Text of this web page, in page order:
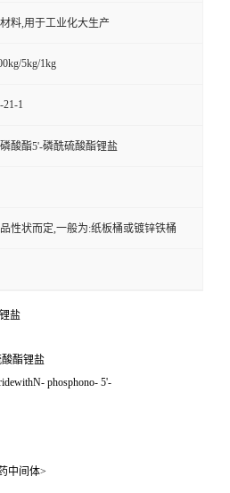
料,用于工业化大生产
5kg/1kg
21-1
酸酯5'-磷酰硫酸酯锂盐
性状而定,一般为:纸板桶或镀锌铁桶
盐
酯锂盐
phosphono- 5'-
中间体>